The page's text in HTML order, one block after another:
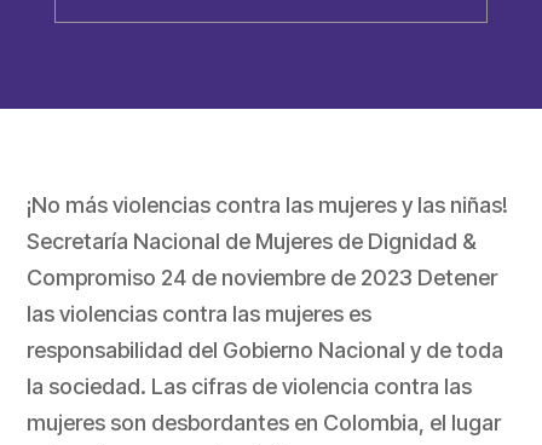
¡No más violencias contra las mujeres y las niñas!
Secretaría Nacional de Mujeres de Dignidad &
Compromiso 24 de noviembre de 2023 Detener
las violencias contra las mujeres es
responsabilidad del Gobierno Nacional y de toda
la sociedad. Las cifras de violencia contra las
mujeres son desbordantes en Colombia, el lugar